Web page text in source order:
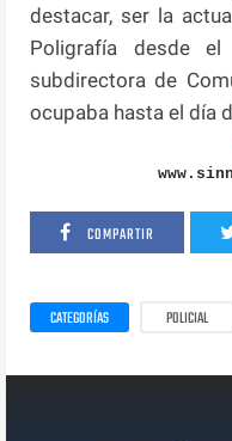
destacar, ser la
Poligrafía desde
subdirectora de
ocupaba hasta el día
COMPARTIR
CATEGORÍAS POLICIAL